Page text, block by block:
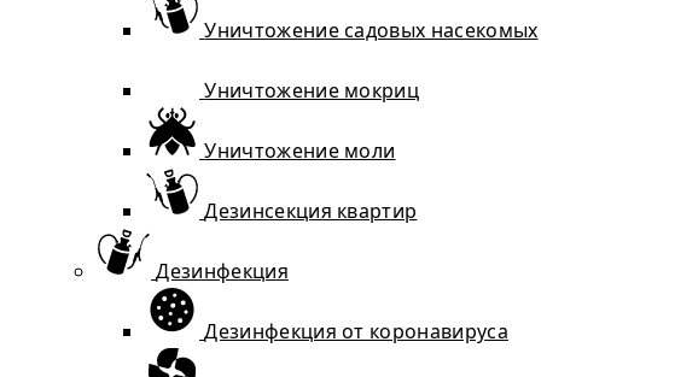
Уничтожение садовых насекомых
Уничтожение мокриц
Уничтожение моли
Дезинсекция квартир
Дезинфекция
Дезинфекция от коронавируса